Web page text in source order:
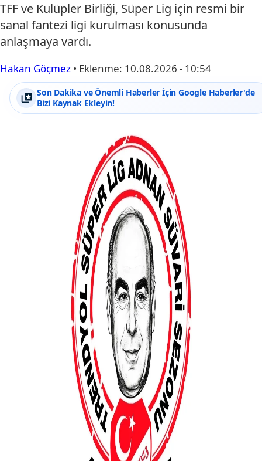
TFF ve Kulüpler Birliği, Süper Lig için resmi bir
sanal fantezi ligi kurulması konusunda
anlaşmaya vardı.
Hakan Göçmez • Eklenme: 10.08.2026 - 10:54
Son Dakika ve Önemli Haberler İçin Google Haberler'de
Bizi Kaynak Ekleyin!